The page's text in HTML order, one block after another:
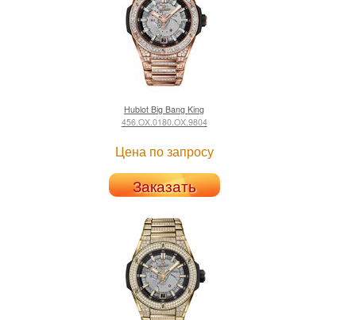
Hublot Big Bang King
456.OX.0180.OX.9804
Цена по запросу
Заказать